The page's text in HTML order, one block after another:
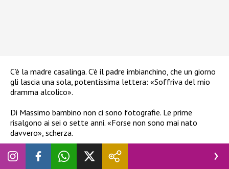
C’è la madre casalinga. C’è il padre imbianchino, che un giorno
gli lascia una sola, potentissima lettera: «Soffriva del mio
dramma alcolico».
Di Massimo bambino non ci sono fotografie. Le prime
risalgono ai sei o sette anni. «Forse non sono mai nato
davvero», scherza.
L’infanzia è selvaggia: lepri inseguite nei campi, alberi scalati,
frutta mangiata fino a star male. Con la scuola il rapporto è